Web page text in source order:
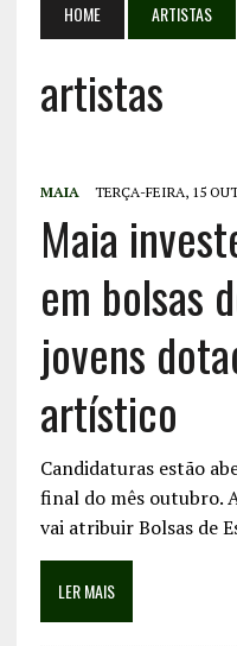
HOME ARTISTAS
artistas
MAIA TERÇA-FEIRA, 15
Maia
em bolsas
jovens
artístico
Candidaturas estão
final do mês outubro.
vai atribuir Bolsas de
LER MAIS